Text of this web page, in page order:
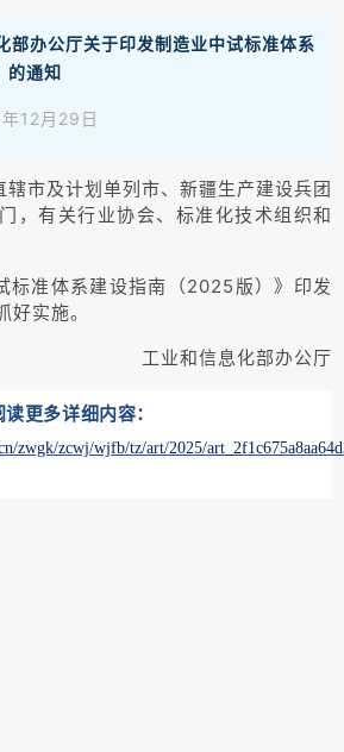
部办公厅关于印发制造业中试标准体系
的通知
12月29日
辖市及计划单列市、新疆生产建设兵团
，有关行业协会、标准化技术组织和
标准体系建设指南（2025版）》印发
实施。
工业和信息化部办公厅
更多详细内容：
zwgk/zcwj/wjfb/tz/art/2025/